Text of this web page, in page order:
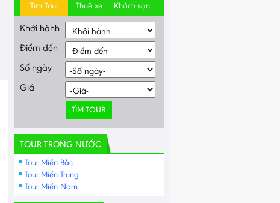
Tìm Tour Thuê xe Khách sạn
Khởi hành
Điểm đến
Số ngày
Giá
TOUR TRONG NƯỚC
Tour Miền Bắc
Tour Miền Trung
Tour Miền Nam